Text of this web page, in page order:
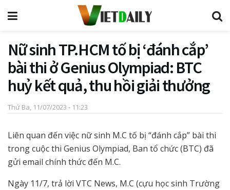
Nữ sinh TP.HCM tố bị ‘đánh cắp’
bài thi ở Genius Olympiad: BTC
huỷ kết quả, thu hồi giải thưởng
Thứ Ba, 11/07/2023 - 11:23
Liên quan đến việc nữ sinh M.C tố bị “đánh cắp” bài thi
trong cuộc thi Genius Olympiad, Ban tổ chức (BTC) đã
gửi email chính thức đến M.C.
Ngày 11/7, trả lời VTC News, M.C (cựu học sinh Trường